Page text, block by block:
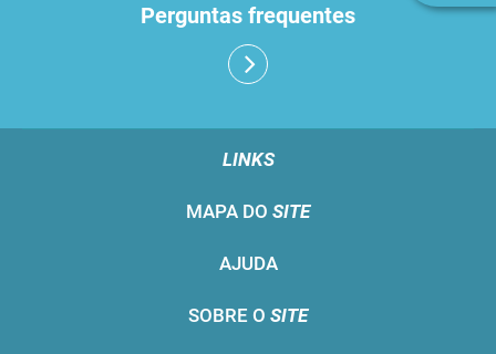
Perguntas frequentes
LINKS
MAPA DO SITE
AJUDA
SOBRE O SITE